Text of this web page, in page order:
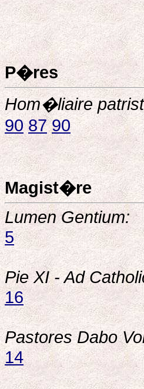
P�res
Hom�liaire
90 87 90
Magist�re
Lumen Gentium:
5
Pie XI - Ad
16
Pastores Dabo
14